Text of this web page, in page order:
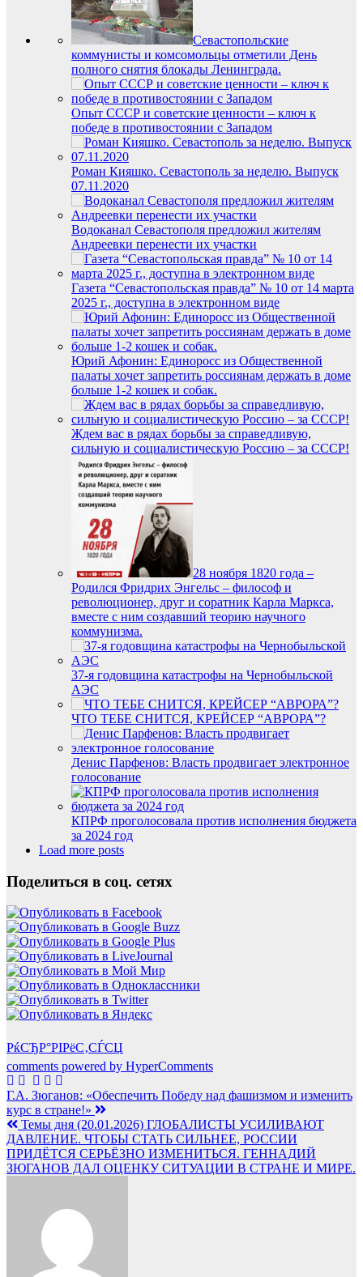
Севастопольские
коммунисты и комсомольцы отметили День
полного снятия блокады Ленинграда.
Опыт СССР и советские ценности – ключ к
победе в противостоянии с Западом
Роман Кияшко. Севастополь за неделю. Выпуск
07.11.2020
Водоканал Севастополя предложил жителям
Андреевки перенести их участки
Газета “Севастопольская правда” № 10 от 14 марта
2025 г., доступна в электронном виде
Юрий Афонин: Единоросс из Общественной
палаты хочет запретить россиянам держать в доме
больше 1-2 кошек и собак.
Ждем вас в рядах борьбы за справедливую,
сильную и социалистическую Россию – за СССР!
28 ноября 1820 года –
Родился Фридрих Энгельс – философ и
революционер, друг и соратник Карла Маркса,
вместе с ним создавший теорию научного
коммунизма.
37-я годовщина катастрофы на Чернобыльской
АЭС
ЧТО ТЕБЕ СНИТСЯ, КРЕЙСЕР “АВРОРА”?
Денис Парфенов: Власть продвигает электронное
голосование
КПРФ проголосовала против исполнения бюджета
за 2024 год
Load more posts
Поделиться в соц. сетях
РќСЂР°РІРёС‚СЃСЏ
comments powered by HyperComments
Навигация
по
записям
Г.А. Зюганов: «Обеспечить Победу над фашизмом и изменить
курс в стране!»
Темы дня (20.01.2026) ГЛОБАЛИСТЫ УСИЛИВАЮТ
ДАВЛЕНИЕ. ЧТОБЫ СТАТЬ СИЛЬНЕЕ, РОССИИ
ПРИДЁТСЯ СЕРЬЁЗНО ИЗМЕНИТЬСЯ. ГЕННАДИЙ
ЗЮГАНОВ ДАЛ ОЦЕНКУ СИТУАЦИИ В СТРАНЕ И МИРЕ.